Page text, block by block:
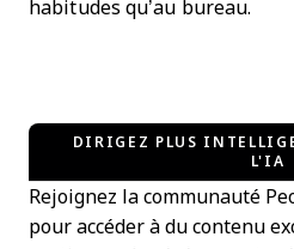
habitudes qu’au bureau.
DIRIGEZ PLUS
L'IA
Rejoignez la communauté
pour accéder à du contenu